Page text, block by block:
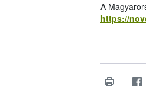
A
https://